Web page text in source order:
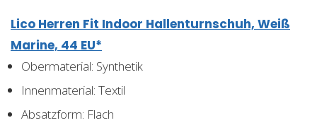
Lico Herren Fit Indoor Hallenturnschuh, Weiß
Marine, 44 EU*
Obermaterial: Synthetik
Innenmaterial: Textil
Absatzform: Flach